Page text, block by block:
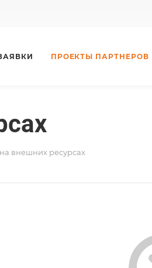
ПРОЕКТЫ ПАРТНЕРОВ
внешних ресурсах